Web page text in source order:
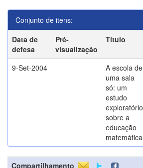
Conjunto de itens:
Data de
defesa
Pré-
visualização
Título
9-Set-2004
A escola de
uma sala
só: um
estudo
exploratório
sobre a
educação
matemática
Compartilhamento